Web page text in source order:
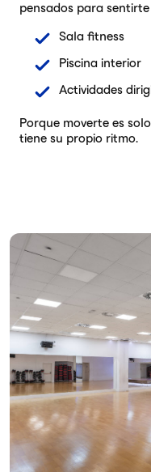
pensados para sentirte
Sala fitness
Piscina interior
Actividades
Porque moverte es
tiene su propio ritmo.